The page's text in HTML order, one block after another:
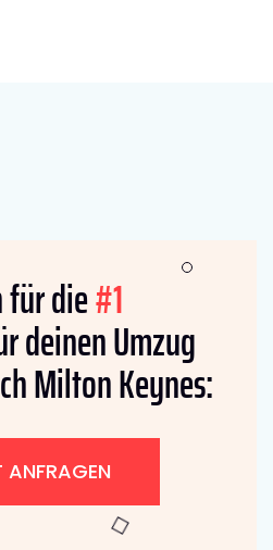
für die#1
deinen Umzug
Milton Keynes:
ANFRAGEN